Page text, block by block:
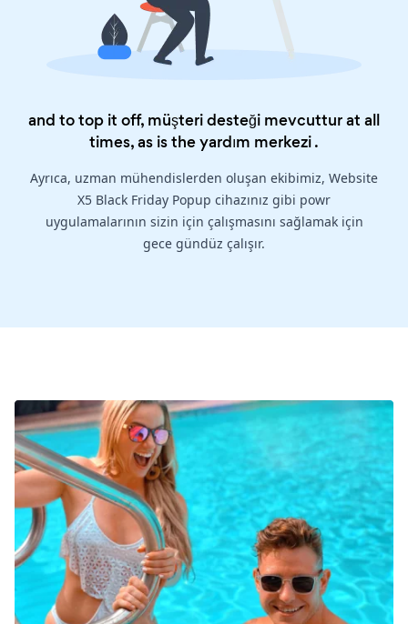
and to top it off, müşteri desteği mevcuttur at all
times, as is theyardım merkezi.
Ayrıca, uzman mühendislerden oluşan ekibimiz, Website
X5 Black Friday Popup cihazınız gibi powr
uygulamalarının sizin için çalışmasını sağlamak için
gece gündüz çalışır.